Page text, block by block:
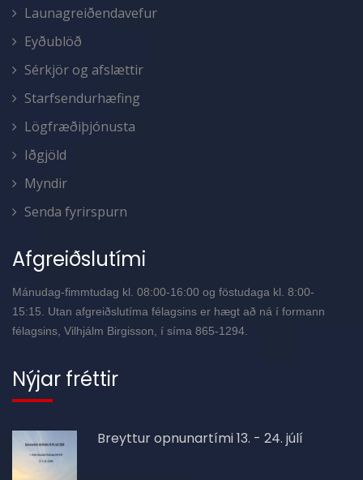
Launagreiðendavefur
Eyðublöð
Sérkjör og afslættir
Starfsendurhæfing
Lögfræðiþjónusta
Iðgjöld
Myndir
Senda fyrirspurn
Afgreiðslutími
Mánudag-fimmtudag kl. 08:00-16:00 og föstudaga kl. 8:00-
15:15. Utan afgreiðslutíma félagsins er hægt að ná í formann
félagsins, Vilhjálm Birgisson, í síma 865-1294.
Nýjar fréttir
Breyttur opnunartími 13. - 24. júlí